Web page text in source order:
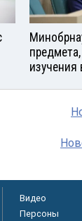
изучения
Видео
Персоны